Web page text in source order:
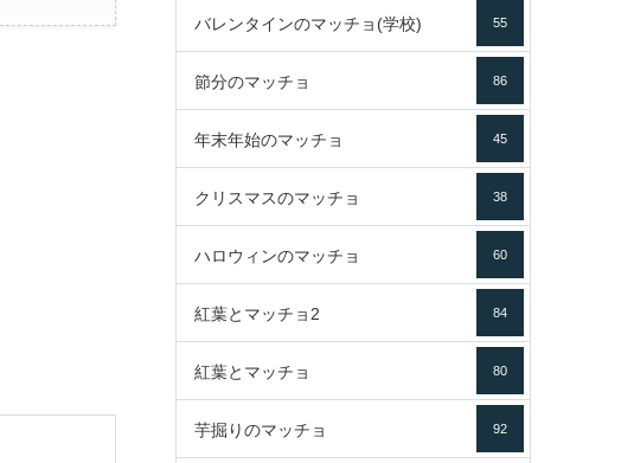
バレンタインのマッチョ(学校) 55
節分のマッチョ 86
年末年始のマッチョ 45
クリスマスのマッチョ 38
ハロウィンのマッチョ 60
紅葉とマッチョ2 84
紅葉とマッチョ 80
芋掘りのマッチョ 92